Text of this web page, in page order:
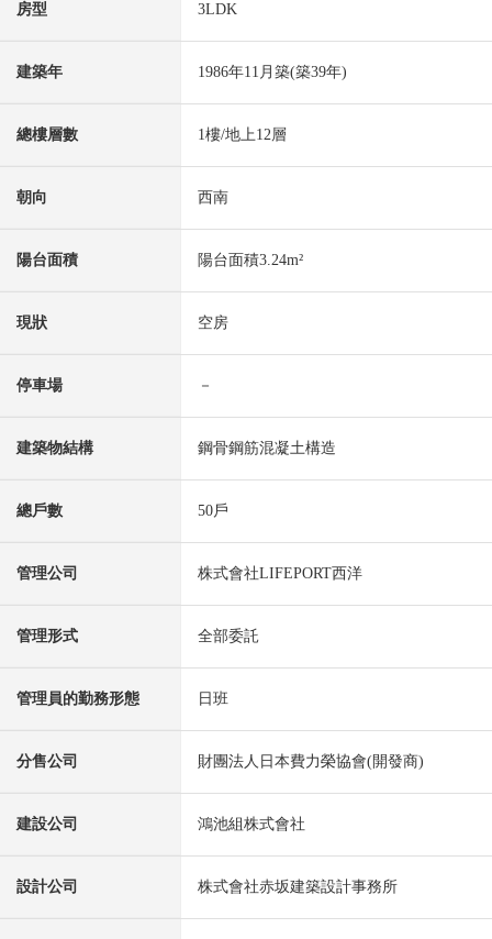
房型 3LDK
建築年 1986年11月築(築39年)
總樓層數 1樓/地上12層
朝向 西南
陽台面積 陽台面積3.24m²
現狀 空房
停車場 －
建築物結構 鋼骨鋼筋混凝土構造
總戶數 50戶
管理公司 株式會社LIFEPORT西洋
管理形式 全部委託
管理員的勤務形態 日班
分售公司 財團法人日本費力榮協會(開發商)
建設公司 鴻池組株式會社
設計公司 株式會社赤坂建築設計事務所